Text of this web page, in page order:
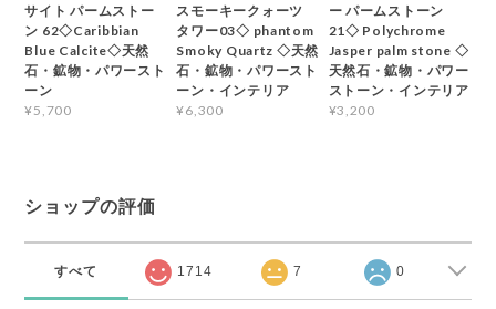
サイト パームストー
ン 62◇Caribbian
Blue Calcite◇天然
石・鉱物・パワースト
ーン
¥5,700
スモーキークォーツ
タワー03◇ phantom
Smoky Quartz ◇天然
石・鉱物・パワースト
ーン・インテリア
¥6,300
ー パームストーン
21◇ Polychrome
Jasper palm stone ◇
天然石・鉱物・パワー
ストーン・インテリア
¥3,200
ショップの評価
すべて 1714 7 0